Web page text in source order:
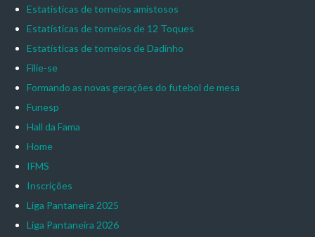
Estatísticas de torneios amistosos
Estatísticas de torneios de 12 Toques
Estatísticas de torneios de Dadinho
Filie-se
Formando as novas gerações do futebol de mesa
Funesp
Hall da Fama
Home
IFMS
Inscrições
Liga Pantaneira 2025
Liga Pantaneira 2026